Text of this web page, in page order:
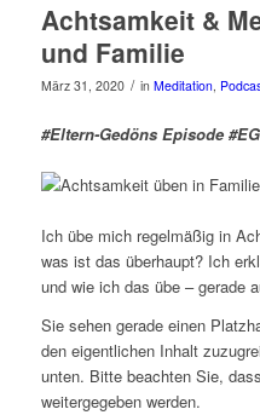
Achtsamkeit &
und Familie
März 31, 2020 / in Meditation,
#Eltern-Gedöns Episode
Ich übe mich regelmäßig in
was ist das überhaupt? Ich
und wie ich das übe – gerade
Sie sehen gerade einen
den eigentlichen Inhalt
unten. Bitte beachten Sie,
weitergegeben werden.